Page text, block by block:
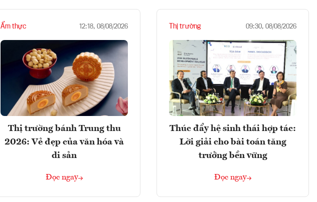
Ẩm thực 12:18, 08/08/2026
Thị trường bánh Trung thu
2026: Vẻ đẹp của văn hóa và
di sản
Đọc ngay
Thị trường 09:30, 08/08/2026
Thúc đẩy hệ sinh thái hợp tác:
Lời giải cho bài toán tăng
trưởng bền vững
Đọc ngay